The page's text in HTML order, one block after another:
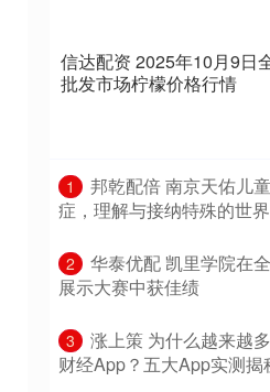
信达配资 2025年10月9日
批发市场柠檬价格行情
1
邦乾配倍 南京天佑儿
症，理解与接纳特殊的世界
2
华泰优配 凯里学院在
展示大赛中获佳绩
3
涨上策 为什么越来越
财经App？五大App实测揭